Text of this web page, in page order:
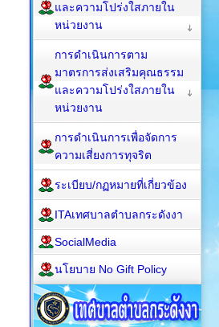
และความโปร่งใสภายใน
หน่วยงาน
การดำเนินการตาม
มาตรการส่งเสริมคุณธรรม
และความโปร่งใสภายใน
หน่วยงาน
การดำเนินการเพื่อจัดการ
ความเสี่ยงการทุจริต
ระเบียบ/กฏหมายที่เกี่ยวข้อง
ITAเทศบาลตำบลกระดังงา
SocialMedia
นโยบาย No Gift Policy